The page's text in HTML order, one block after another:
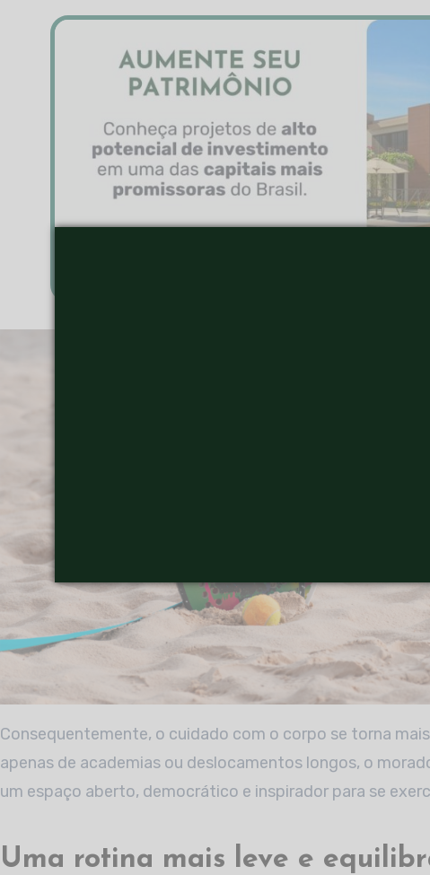
Consequentemente, o cuidado com o corpo se torna
apenas de academias ou deslocamentos longos, o
um espaço aberto, democrático e inspirador para se
Uma rotina mais leve e